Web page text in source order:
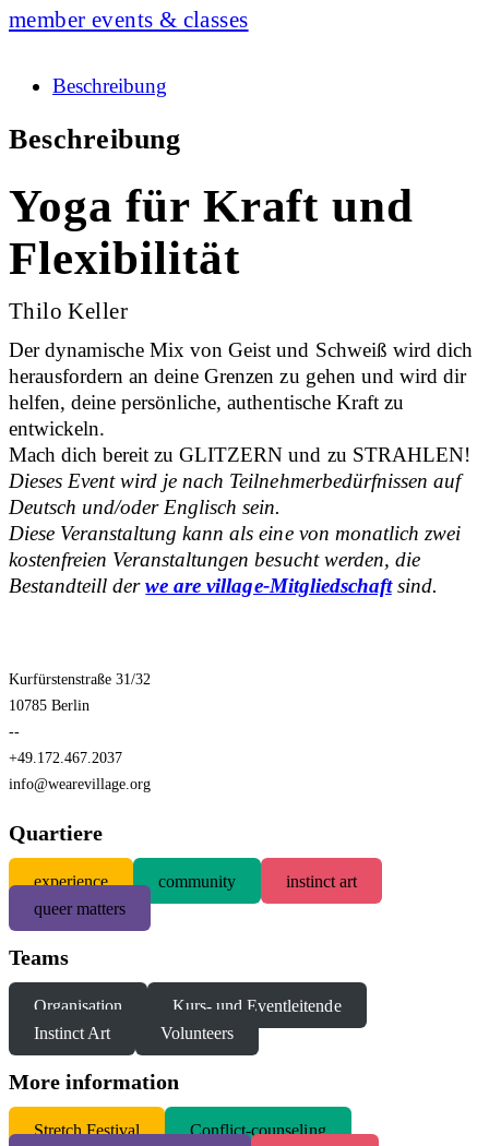
member events & classes
Beschreibung
Beschreibung
Yoga für Kraft und
Flexibilität
Thilo Keller
Der dynamische Mix von Geist und Schweiß wird dich
herausfordern an deine Grenzen zu gehen und wird dir
helfen, deine persönliche, authentische Kraft zu
entwickeln.
Mach dich bereit zu GLITZERN und zu STRAHLEN!
Dieses Event wird je nach Teilnehmerbedürfnissen auf
Deutsch und/oder Englisch sein.
Diese Veranstaltung kann als eine von monatlich zwei
kostenfreien Veranstaltungen besucht werden, die
Bestandteill der we are village-Mitgliedschaftsind.
Kurfürstenstraße 31/32
10785 Berlin
--
+49.172.467.2037
info@wearevillage.org
Quartiere
experience community
instinct art
queer matters
Teams
Organisation
Kurs- und Eventleitende
Instinct Art
Volunteers
More information
Stretch Festival
Conflict-counseling